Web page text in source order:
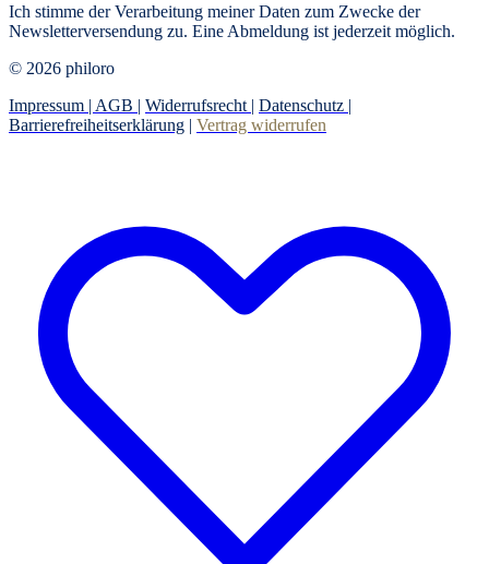
Ich stimme der Verarbeitung meiner Daten zum Zwecke der
Newsletterversendung zu. Eine Abmeldung ist jederzeit möglich.
© 2026 philoro
Impressum | AGB | Widerrufsrecht | Datenschutz |
Barrierefreiheitserklärung | Vertrag widerrufen